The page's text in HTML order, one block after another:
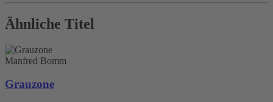
Ähnliche Titel
Manfred Bomm
Grauzone